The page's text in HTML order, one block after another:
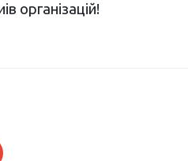
організацій!